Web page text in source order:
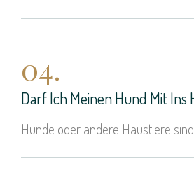
04.
Darf Ich Meinen Hund Mit Ins
Hunde oder andere Haustiere